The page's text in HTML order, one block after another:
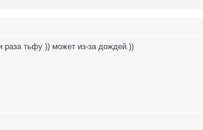
раза тьфу )) может из-за дождей.))